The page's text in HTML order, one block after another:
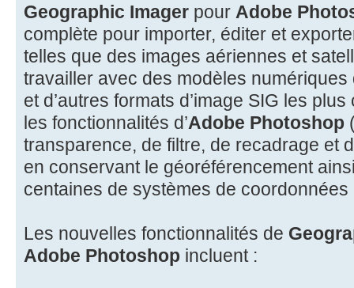
Geographic Imager pour Adobe
complète pour importer, éditer et
telles que des images aériennes et
travailler avec des modèles numériques
et d’autres formats d’image SIG les
les fonctionnalités d’Adobe Photoshop
transparence, de filtre, de recadrage et
en conservant le géoréférencement
centaines de systèmes de
Les nouvelles fonctionnalités de
Adobe Photoshop incluent :